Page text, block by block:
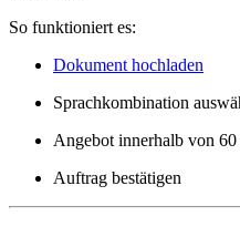
So funktioniert es:
Dokument hochladen
Sprachkombination
Angebot innerhalb von 60
Auftrag bestätigen